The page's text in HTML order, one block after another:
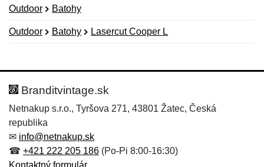
Outdoor Batohy
Outdoor Batohy Lasercut Cooper L
Hodnotenie:
Meno:*
Meno:
E-mail:*
Branditvintage.sk
Netnakup s.r.o., Tyršova 271, 43801 Žatec, Česká
republika
✉ info@netnakup.sk
☎ +421 222 205 186 (Po-Pi 8:00-16:30)
Kontaktný formulár